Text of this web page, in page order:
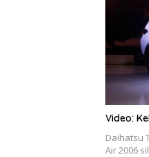
Video:
Daihatsu
Air 2006